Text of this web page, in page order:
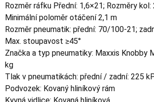
Rozměr ráfku Přední: 1,6×21; Rozměry kol:
Minimální poloměr otáčení 2,1 m
Rozměr pneumatik: přední: 70/100-21;
Max. stoupavost ≥45°
Značka a typ pneumatiky: Maxxis Knobby
kg
Tlak v pneumatikách: přední / zadní: 225
Podvozek: Kovaný hliníkový rám